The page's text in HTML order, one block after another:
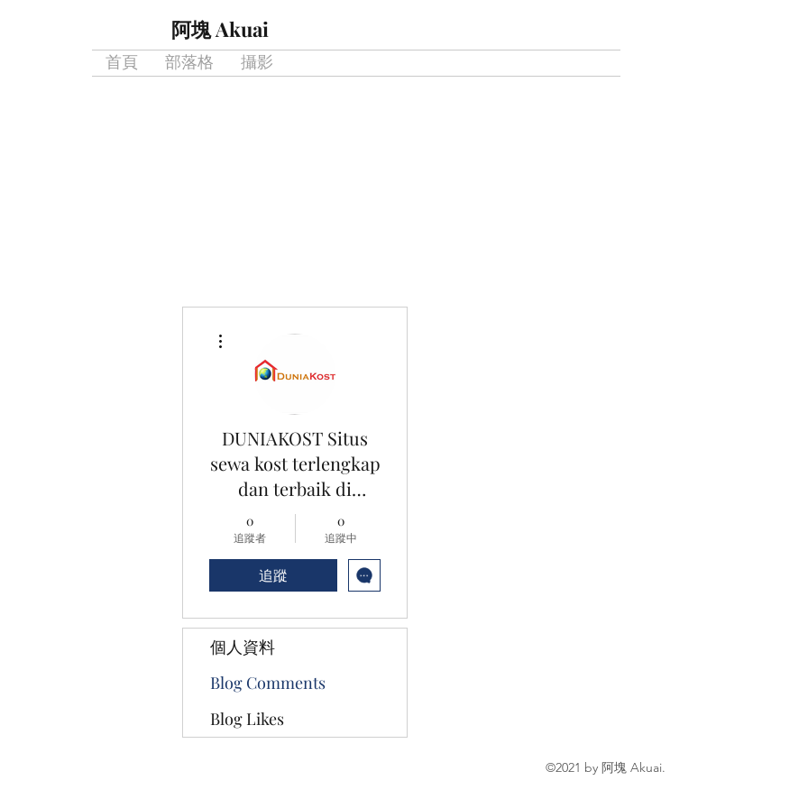
首頁 部落格 攝影
阿塊 Akuai
DUNIAKOST Situs
sewa kost terlengkap
dan terbaik di
seluruh daerah
Indonesia
0
追蹤者
0
追蹤中
追蹤
個人資料
Blog Comments
Blog Likes
©2021 by 阿塊 Akuai.